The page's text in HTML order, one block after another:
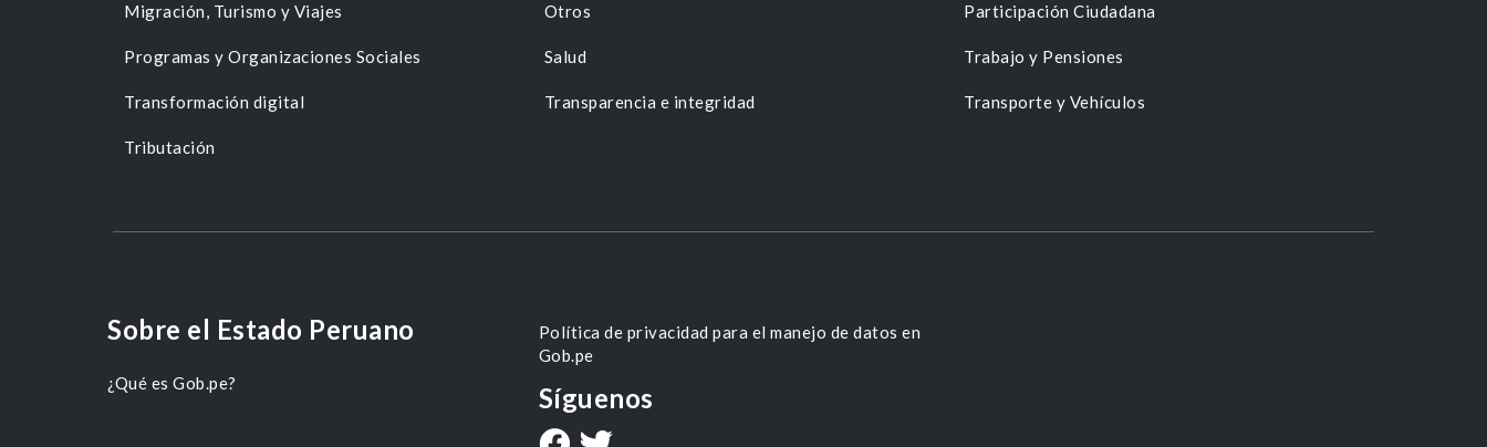
Migración, Turismo y Viajes Otros Participación Ciudadana
Programas y Organizaciones Sociales Salud Trabajo y Pensiones
Transformación digital Transparencia e integridad Transporte y Vehículos
Tributación
Sobre el Estado Peruano
¿Qué es Gob.pe?
Política de privacidad para el manejo de datos en
Gob.pe
Síguenos